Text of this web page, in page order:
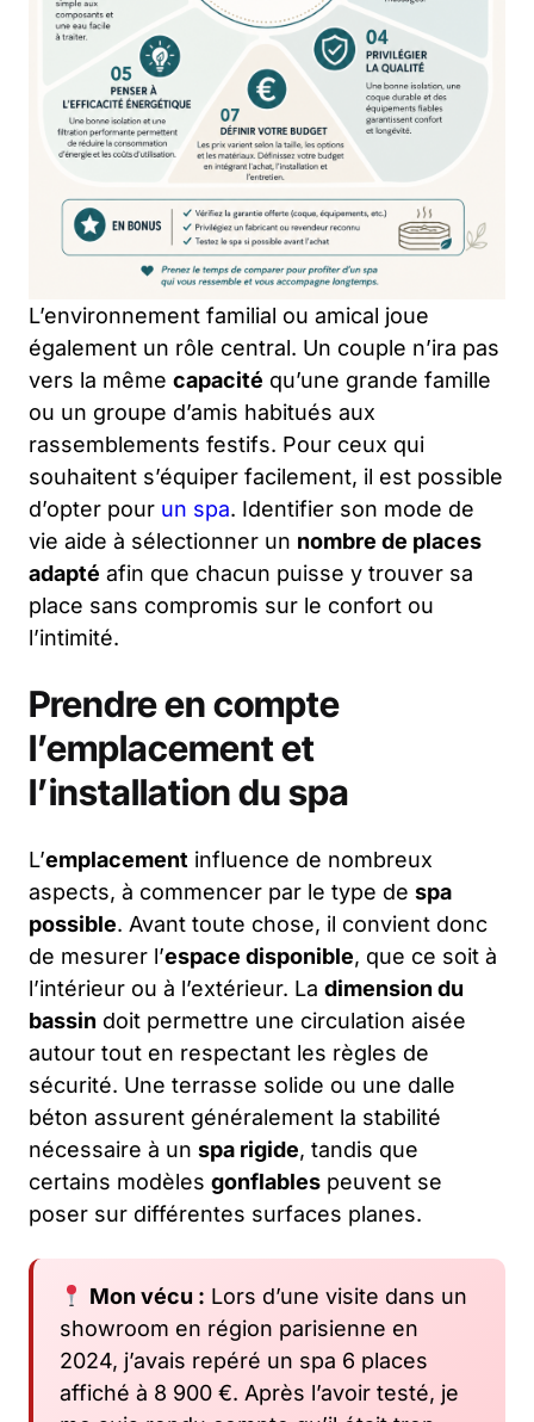
L’environnement familial ou amical joue
également un rôle central. Un couple n’ira pas
vers la même capacité qu’une grande famille
ou un groupe d’amis habitués aux
rassemblements festifs. Pour ceux qui
souhaitent s’équiper facilement, il est possible
d’opter pour un spa. Identifier son mode de
vie aide à sélectionner un nombre de places
adapté afin que chacun puisse y trouver sa
place sans compromis sur le confort ou
l’intimité.
Prendre en compte
l’emplacement et
l’installation du spa
L’emplacement influence de nombreux
aspects, à commencer par le type de spa
possible. Avant toute chose, il convient donc
de mesurer l’espace disponible, que ce soit à
l’intérieur ou à l’extérieur. La dimension du
bassin doit permettre une circulation aisée
autour tout en respectant les règles de
sécurité. Une terrasse solide ou une dalle
béton assurent généralement la stabilité
nécessaire à un spa rigide, tandis que
certains modèles gonflables peuvent se
poser sur différentes surfaces planes.
Mon vécu : Lors d’une visite dans un
showroom en région parisienne en
2024, j’avais repéré un spa 6 places
affiché à 8 900 €. Après l’avoir testé, je